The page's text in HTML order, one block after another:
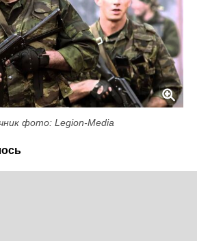
фото: Legion-Media